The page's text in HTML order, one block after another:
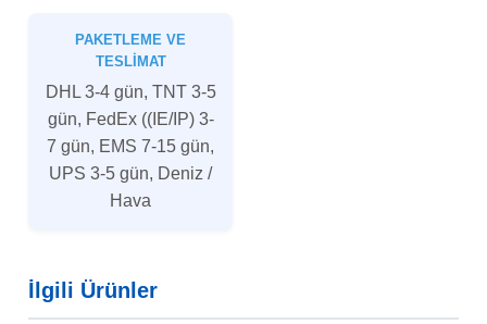
PAKETLEME VE
TESLIMAT
DHL 3-4 gün, TNT 3-5
gün, FedEx ((IE/IP) 3-
7 gün, EMS 7-15 gün,
UPS 3-5 gün, Deniz /
Hava
İlgili Ürünler